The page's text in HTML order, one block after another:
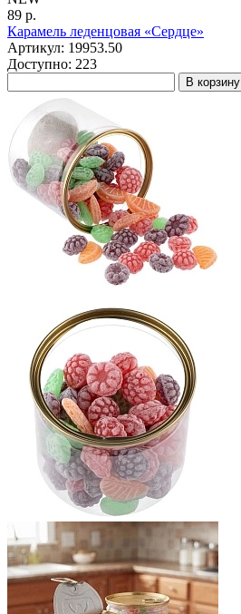
89 р.
Карамель леденцовая «Сердце»
Артикул: 19953.50
Доступно: 223
В корзину